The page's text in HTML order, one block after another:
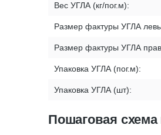
Вес УГЛА (кг/пог.м):
Размер фактуры УГЛА
Размер фактуры УГЛА
Упаковка УГЛА (пог.м):
Упаковка УГЛА (шт):
Пошаговая